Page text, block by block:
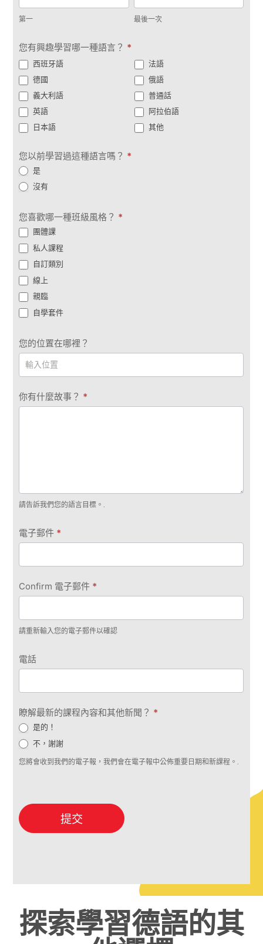
聯
繫
一
第一
後
一
最後一次
您有興趣學習哪一種語言？ *
西班牙語
法語
德國
俄語
義大利語
普通話
英語
阿拉伯語
日本語
其他
您以前學習過這種語言嗎？ *
是
沒有
您喜歡哪一種班級風格？ *
團體課
私人課程
自訂類別
線上
親臨
自學套件
您的位置在哪裡？
你有什麼故事？ *
請告訴我們您的語言目標。.
電子郵件 *
Confirm 電子郵件 *
請重新輸入您的電子郵件以確認
電話
瞭解最新的課程內容和其他新聞？ *
是的！
不，謝謝
您將會收到我們的電子報，我們會在電子報中公佈重要日期和新課程。.
提交
探索學習德語的其